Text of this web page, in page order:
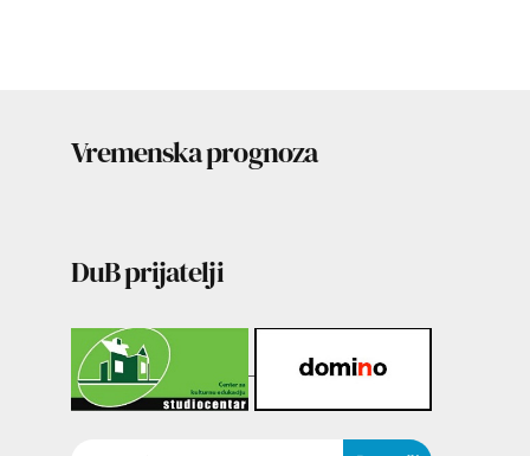
Vremenska prognoza
DuB prijatelji